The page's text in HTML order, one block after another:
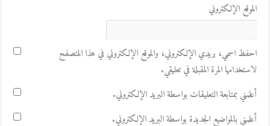
الموقع الإلكتروني
احفظ اسمي، بريدي الإلكتروني، والموقع الإلكتروني في هذا المتصفح
لاستخدامها المرة المقبلة في تعليقي.
أعلمني بمتابعة التعليقات بواسطة البريد الإلكتروني.
أعلمني بالمواضيع الجديدة بواسطة البريد الإلكتروني.